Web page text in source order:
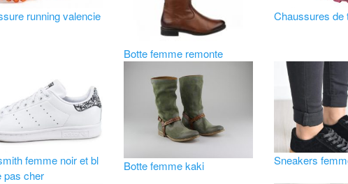
running valencie
Botte femme remonte
Chaussures de
femme noir et bl
pas cher
Botte femme kaki Sneakers